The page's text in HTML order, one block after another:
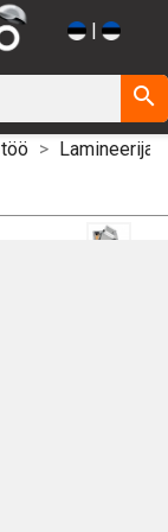
|
search
Lamineerija